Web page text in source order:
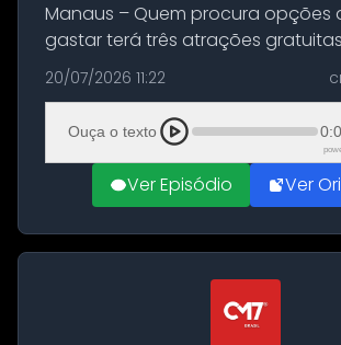
Manaus – Quem procura opções
gastar terá três atrações
entre esta segunda-feira (20) e
(23). A programação inclui uma
dedicada à história das ...
20/07/2026 11:22
Ouça o texto
Ver Episódio Ver